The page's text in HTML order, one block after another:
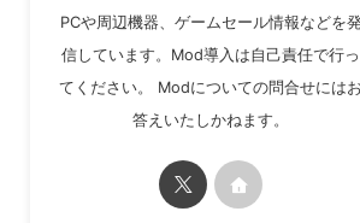
PCや周辺機器、ゲームセール情報などを発
信しています。Mod導入は自己責任で行っ
てください。 Modについての問合せにはお
答えいたしかねます。